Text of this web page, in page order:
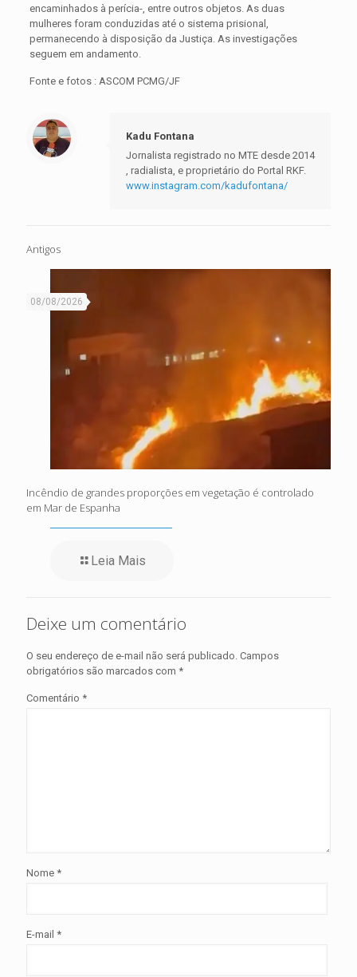
encaminhados à perícia-, entre outros objetos. As duas
mulheres foram conduzidas até o sistema prisional,
permanecendo à disposição da Justiça. As investigações
seguem em andamento.
Fonte e fotos : ASCOM PCMG/JF
Kadu Fontana
Jornalista registrado no MTE desde 2014
, radialista, e proprietário do Portal RKF.
www.instagram.com/kadufontana/
Antigos
08/08/2026
Incêndio de grandes proporções em vegetação é controlado
em Mar de Espanha
Leia Mais
Deixe um comentário
O seu endereço de e-mail não será publicado. Campos
obrigatórios são marcados com *
Comentário *
Nome *
E-mail *